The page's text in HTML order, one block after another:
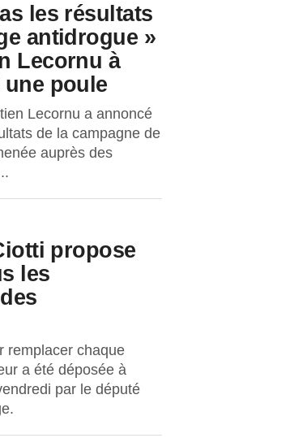
les résultats
antidrogue »
Lecornu à
une poule
Lecornu a annoncé
de la campagne de
auprès des
propose
les
remplacer chaque
a été déposée à
par le député